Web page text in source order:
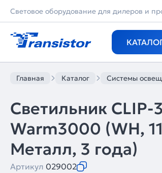
Световое оборудование для дилеров и
Главная Каталог Системы
Светильник CLIP-
Warm3000 (WH,
Металл, 3 года)
Артикул 029002